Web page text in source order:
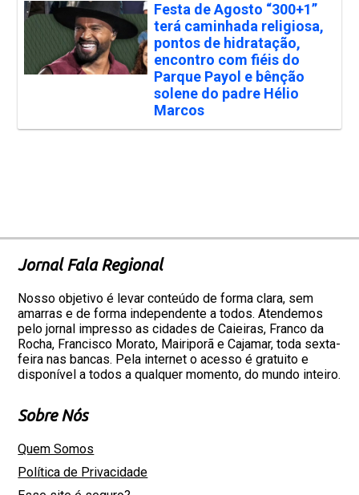
Festa de Agosto “300+1”
terá caminhada religiosa,
pontos de hidratação,
encontro com fiéis do
Parque Payol e bênção
solene do padre Hélio
Marcos
Jornal Fala Regional
Nosso objetivo é levar conteúdo de forma clara, sem
amarras e de forma independente a todos. Atendemos
pelo jornal impresso as cidades de Caieiras, Franco da
Rocha, Francisco Morato, Mairiporã e Cajamar, toda sexta-
feira nas bancas. Pela internet o acesso é gratuito e
disponível a todos a qualquer momento, do mundo inteiro.
Sobre Nós
Quem Somos
Política de Privacidade